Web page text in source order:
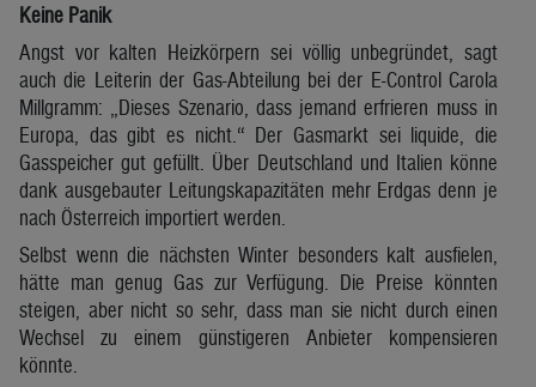
Keine Panik
Angst vor kalten Heizkörpern sei völlig unbegründet, sagt
auch die Leiterin der Gas-Abteilung bei der E-Control Carola
Millgramm: „Dieses Szenario, dass jemand erfrieren muss in
Europa, das gibt es nicht.“ Der Gasmarkt sei liquide, die
Gasspeicher gut gefüllt. Über Deutschland und Italien könne
dank ausgebauter Leitungskapazitäten mehr Erdgas denn je
nach Österreich importiert werden.
Selbst wenn die nächsten Winter besonders kalt ausfielen,
hätte man genug Gas zur Verfügung. Die Preise könnten
steigen, aber nicht so sehr, dass man sie nicht durch einen
Wechsel zu einem günstigeren Anbieter kompensieren
könnte.